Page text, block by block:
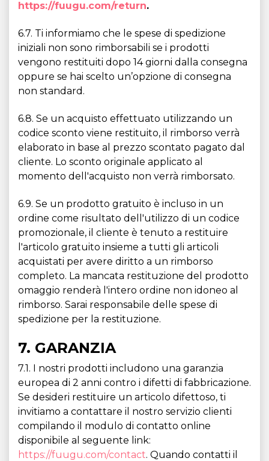
https://fuugu.com/return.
6.7. Ti informiamo che le spese di spedizione
iniziali non sono rimborsabili se i prodotti
vengono restituiti dopo 14 giorni dalla consegna
oppure se hai scelto un’opzione di consegna
non standard.
6.8. Se un acquisto effettuato utilizzando un
codice sconto viene restituito, il rimborso verrà
elaborato in base al prezzo scontato pagato dal
cliente. Lo sconto originale applicato al
momento dell'acquisto non verrà rimborsato.
6.9. Se un prodotto gratuito è incluso in un
ordine come risultato dell'utilizzo di un codice
promozionale, il cliente è tenuto a restituire
l'articolo gratuito insieme a tutti gli articoli
acquistati per avere diritto a un rimborso
completo. La mancata restituzione del prodotto
omaggio renderà l'intero ordine non idoneo al
rimborso. Sarai responsabile delle spese di
spedizione per la restituzione.
7. GARANZIA
7.1. I nostri prodotti includono una garanzia
europea di 2 anni contro i difetti di fabbricazione.
Se desideri restituire un articolo difettoso, ti
invitiamo a contattare il nostro servizio clienti
compilando il modulo di contatto online
disponibile al seguente link:
https://fuugu.com/contact. Quando contatti il